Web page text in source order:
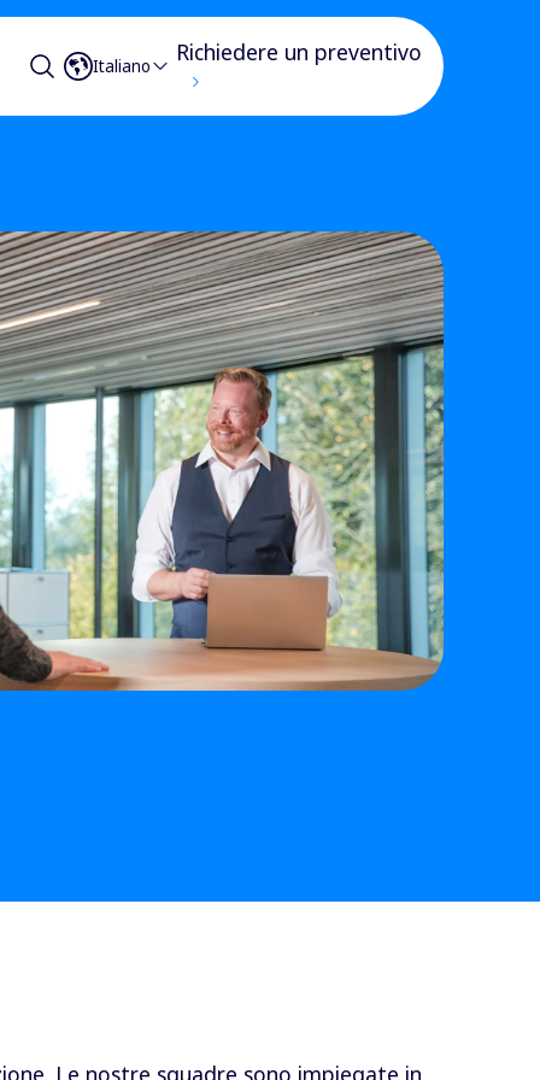
Italiano Richiedere un preventivo
Le nostre squadre sono impiegate in